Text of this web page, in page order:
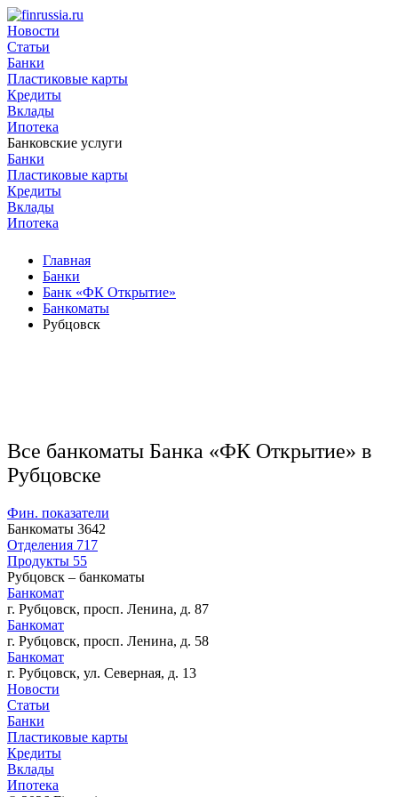
Новости
Статьи
Банки
Пластиковые карты
Кредиты
Вклады
Ипотека
Банковские услуги
Банки
Пластиковые карты
Кредиты
Вклады
Ипотека
Главная
Банки
Банк «ФК Открытие»
Банкоматы
Рубцовск
Все банкоматы Банка «ФК Открытие» в
Рубцовске
Фин. показатели
Банкоматы 3642
Отделения 717
Продукты 55
Рубцовск – банкоматы
Банкомат
г. Рубцовск, просп. Ленина, д. 87
Банкомат
г. Рубцовск, просп. Ленина, д. 58
Банкомат
г. Рубцовск, ул. Северная, д. 13
Новости
Статьи
Банки
Пластиковые карты
Кредиты
Вклады
Ипотека